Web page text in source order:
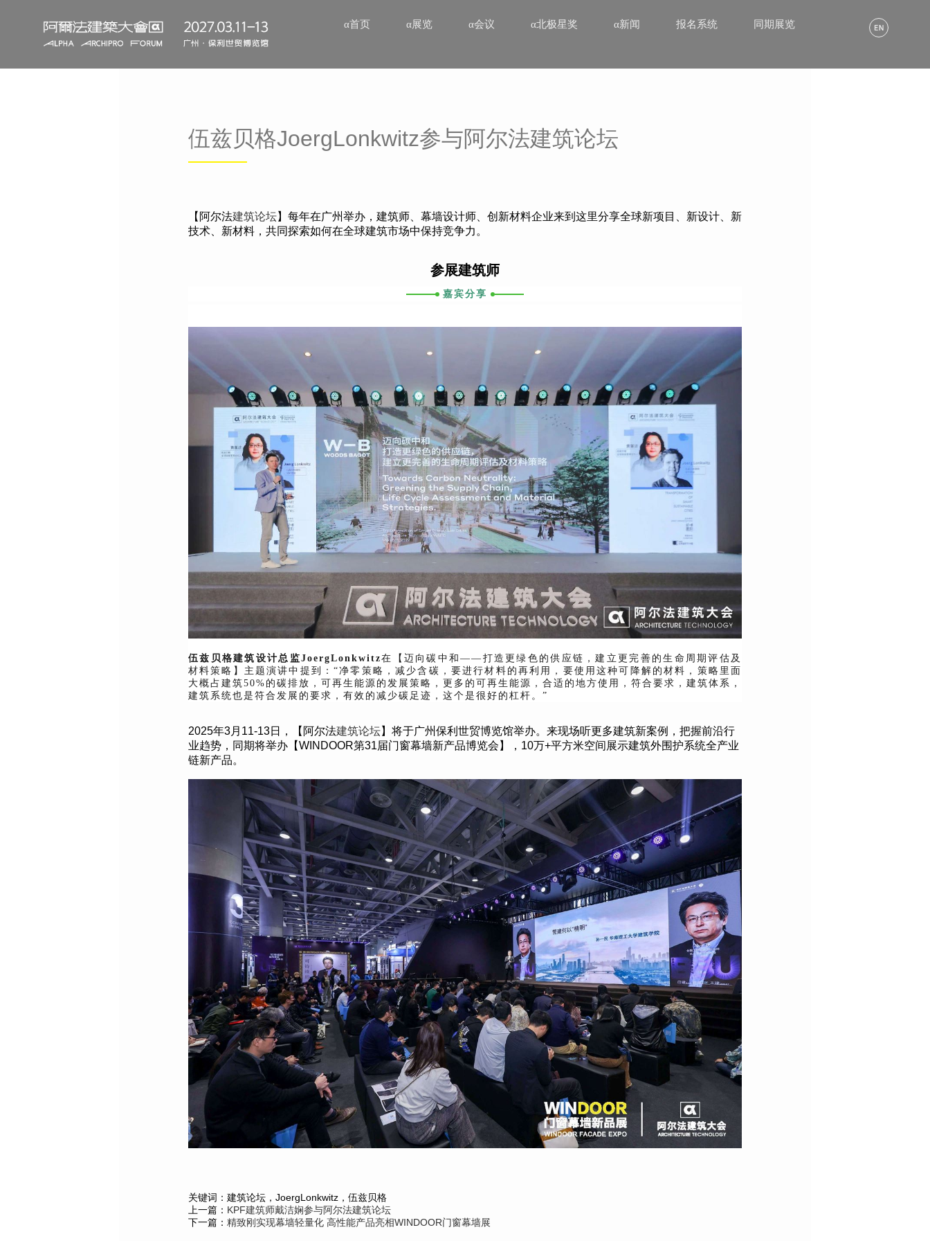
α首页 α展览 α会议 α北极星奖 α新闻 报名系统 同期展览
伍兹贝格JoergLonkwitz参与阿尔法建筑论坛
【阿尔法建筑论坛】每年在广州举办，建筑师、幕墙设计师、创新材料企业来到这里分享全球新项目、新设计、新
技术、新材料，共同探索如何在全球建筑市场中保持竞争力。
参展建筑师
嘉宾分享
伍兹贝格建筑设计总监JoergLonkwitz在【迈向碳中和——打造更绿色的供应链，建立更完善的生命周期评估及
材料策略】主题演讲中提到：“净零策略，减少含碳，要进行材料的再利用，要使用这种可降解的材料，策略里面
大概占建筑50%的碳排放，可再生能源的发展策略，更多的可再生能源，合适的地方使用，符合要求，建筑体系，
建筑系统也是符合发展的要求，有效的减少碳足迹，这个是很好的杠杆。”
2025年3月 11-13日，【阿尔法建筑论坛】将于广州保利世贸博览馆举办。来现场听更多建筑新案例，把握前沿行
业趋势，同期将举办【WINDOOR第31届门窗幕墙新产品博览会】， 10万+平方米空间展示建筑外围护系统全产业
链新产品。
关键词：建筑论坛，JoergLonkwitz，伍兹贝格
上一篇： KPF建筑师戴洁娴参与阿尔法建筑论坛
下一篇： 精致刚实现幕墙轻量化 高性能产品亮相WINDOOR门窗幕墙展